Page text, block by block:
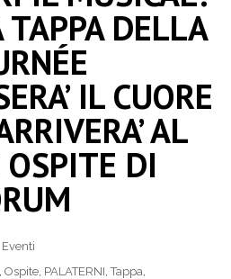
DELLA
IL CUORE
AL
DI
Eventi
Ospite PALATERNI ,Tappa